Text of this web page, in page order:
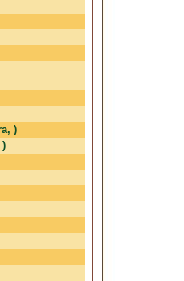
)
)